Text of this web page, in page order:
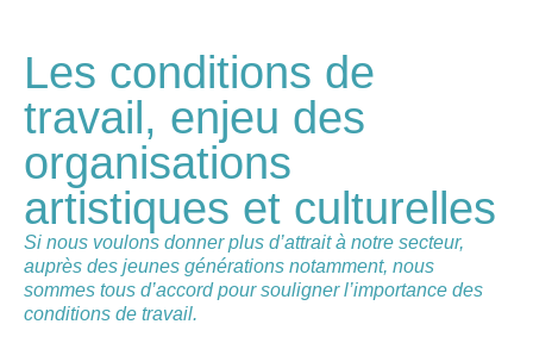
Les conditions de
travail, enjeu des
organisations
artistiques et culturelles
Si nous voulons donner plus d’attrait à notre secteur,
auprès des jeunes générations notamment, nous
sommes tous d’accord pour souligner l’importance des
conditions de travail.